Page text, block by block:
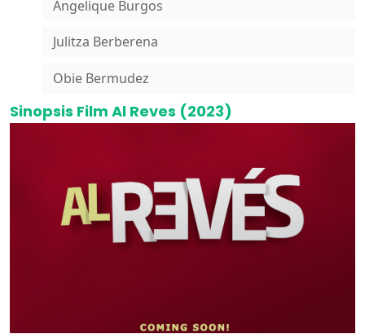
Angelique Burgos
Julitza Berberena
Obie Bermudez
Sinopsis Film Al Reves (2023)